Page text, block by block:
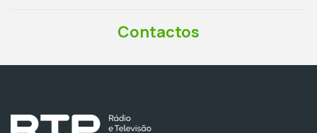
Contactos